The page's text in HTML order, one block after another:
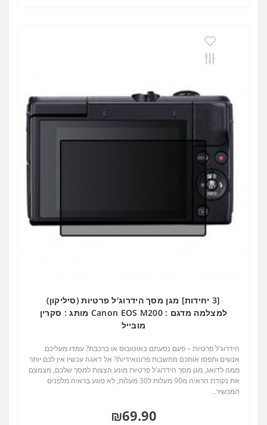
[3 יחידות] מגן מסך הידרוג'ל פרטיות (סיליקון)
למצלמה מדגם : Canon EOS M200 מותג : סקרין
מובייל
הידרוג'ל פרטיות – פעם נסעתם באוטובוס או ברכבת? עמדו מעליכם
אנשים ותפסו אותכם מחשבות פרונואידיות? אל דאגה עכשיו אין לכם יותר
ממה לדואג, מגן מסך הידרוג'ל פרטיות מונע הצצות למסך שלכם, מצמצם
את נקודת הראיה מ90 מעלות ל30 מעלות, לא פוגע בראיה מלפנים
המכשיר..
₪69.90